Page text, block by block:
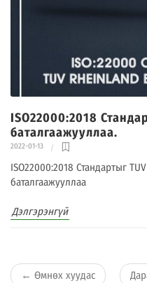
ISO22000:2018
баталгаажууллаа.
2022-01-13
ISO22000:2018 Стандартыг
баталгаажууллаа
Дэлгэрэнгүй
← Өмнөх хуудас